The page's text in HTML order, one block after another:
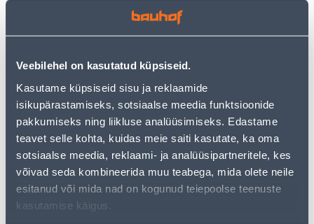
Veebilehel on kasutatud küpsiseid.
Kasutame küpsiseid sisu ja reklaamide
isikupärastamiseks, sotsiaalse meedia funktsioonide
pakkumiseks ning liikluse analüüsimiseks. Edastame
teavet selle kohta, kuidas meie saiti kasutate, ka oma
sotsiaalse meedia, reklaami- ja analüüsipartneritele, kes
võivad seda kombineerida muu teabega, mida olete neile
esitanud või mida nad on kogunud teiepoolse teenuste
kasutamise käigus.
− + ДОБАВИТЬ В КОРЗИНУ
Посмотреть наличие
• Lõhnaküüal lavendel.
• Põlemisaeg umbes 33 h.
• 14-päevane tagastusõigus.